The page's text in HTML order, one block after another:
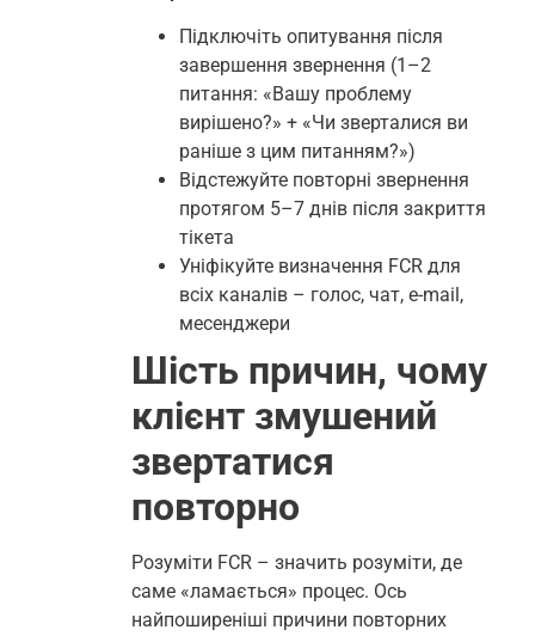
Підключіть опитування після
завершення звернення (1–2
питання: «Вашу проблему
вирішено?» + «Чи зверталися ви
раніше з цим питанням?»)
Відстежуйте повторні звернення
протягом 5–7 днів після закриття
тікета
Уніфікуйте визначення FCR для
всіх каналів – голос, чат, e-mail,
месенджери
Шість причин, чому
клієнт змушений
звертатися
повторно
Розуміти FCR – значить розуміти, де
саме «ламається» процес. Ось
найпоширеніші причини повторних